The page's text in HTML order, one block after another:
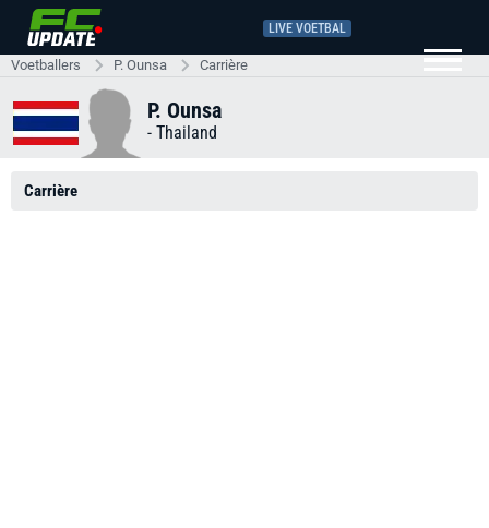
LIVE VOETBAL
Voetballers P. Ounsa Carrière
P. Ounsa
- Thailand
Carrière